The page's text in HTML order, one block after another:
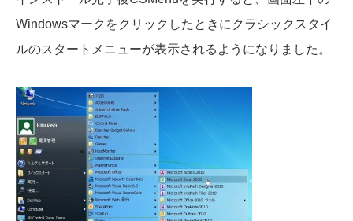
Windowsマークをクリックしたときにクラシックスタイ
ルのスタートメニューが表示されるようになりました。